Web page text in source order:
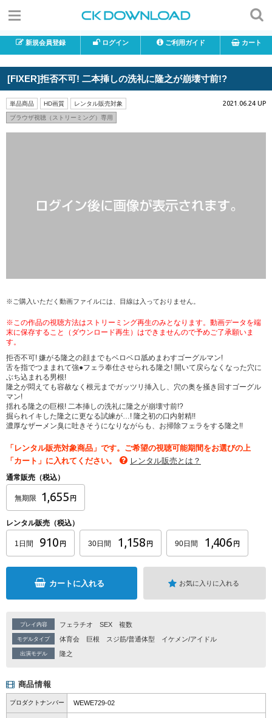
新規会員登録 ログイン ご利用ガイド カート
[FIXER]拒否不可! 二本挿しの洗礼に隆之が崩壊寸前!?
単品商品 HD画質 レンタル販売対象
ブラウザ視聴（ストリーミング）専用
2021.06.24 UP
※ご購入いただく動画ファイルには、目線は入っておりません。
※この作品の視聴方法はストリーミング再生のみとなります。動画データを端
末に保存すること（ダウンロード再生）はできませんので予めご了承願いま
す。
拒否不可! 嫌がる隆之の顔までもベロベロ舐めまわすゴーグルマン!
舌を指でつままれて強●フェラ奉仕させられる隆之! 開いて戻らなくなった穴に
ぶち込まれる男根!
隆之が悶えても容赦なく根元までガッツリ挿入し、穴の奥を掻き回すゴーグル
マン!
揺れる隆之の巨根! 二本挿しの洗礼に隆之が崩壊寸前!?
掘られイキした隆之に更なる試練が…! 隆之初の口内射精!!
濃厚なザーメン臭に吐きそうになりながらも、お掃除フェラをする隆之!!
「レンタル販売対象商品」です。ご希望の視聴可能期間をお選びの上
「カート」に入れてください。
レンタル販売とは？
通常販売（税込）
無期限 1,655 円
レンタル販売（税込）
1日間 910 円 30日間 1,158 円 90日間 1,406 円
カートに入れる お気に入りに入れる
プレイ内容 フェラチオ SEX 複数
モデルタイプ 体育会 巨根 スジ筋/普通体型 イケメン/アイドル
出演モデル 隆之
商品情報
プロダクトナンバー WEWE729-02